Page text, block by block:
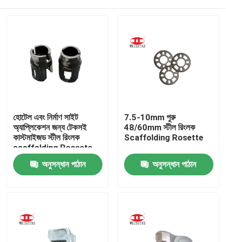
পণ্য
হোটেল এবং নির্মাণ সাইট
অ্যাপ্লিকেশন জন্য টেকসই
কাস্টমাইজড স্টীল রিংলক
scaffolding Rossete
অনুসন্ধান পাঠান
7.5-10mm পুরু
48/60mm স্টীল রিংলক
Scaffolding Rosette
অনুসন্ধান পাঠান